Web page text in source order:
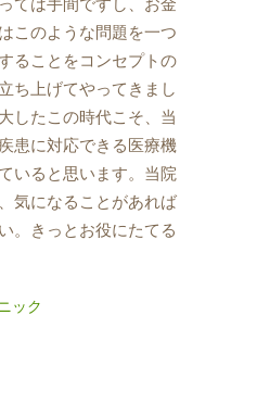
このような問題を一つ
ることをコンセプトの
ち上げてやってきまし
したこの時代こそ、当
患に対応できる医療機
いると思います。当院
気になることがあれば
。きっとお役にたてる
ック